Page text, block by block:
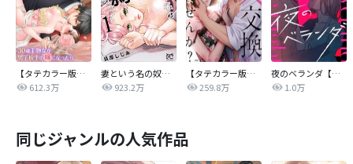
【タテカラー版】愛されすぎてカラダもたない…！～30歳干物女が男子校生の嫁になったら～
612.3万
妻という名の奴隷（どうぐ）になって
923.2万
【タテカラー版】今夜、夫交換しませんか？～レス夫と肉食夫～
259.8万
夜のベランダ【タテヨミ】
1.0万
同じジャンルの人気作品